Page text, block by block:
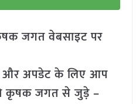
जगत वेबसाइट पर
और अपडेट के लिए आप
कृषक जगत से जुड़े –